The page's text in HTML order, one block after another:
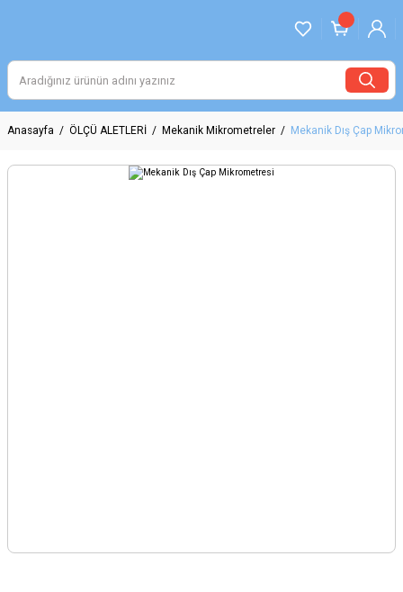
Anasayfa ÖLÇÜ ALETLERİ Mekanik Mikrometreler Mekanik Dış Çap